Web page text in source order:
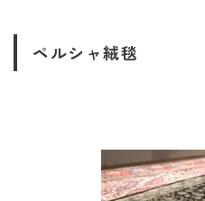
ペルシャ絨毯